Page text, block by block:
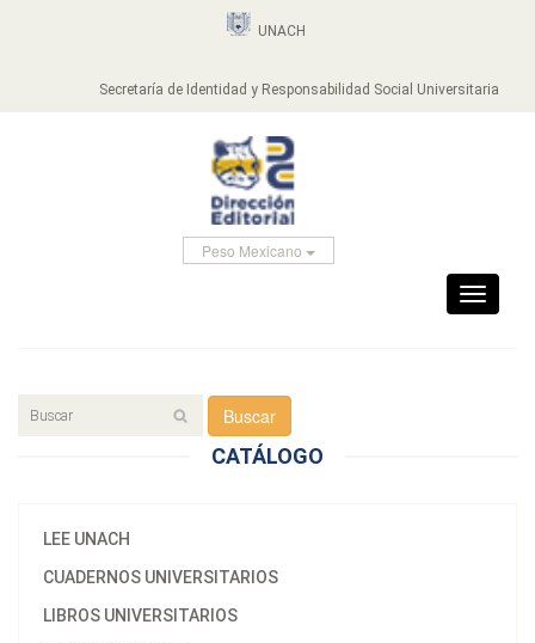
UNACH
Secretaría de Identidad y Responsabilidad Social Universitaria
Peso Mexicano
Toggle
Buscar
CATÁLOGO
LEE UNACH
CUADERNOS UNIVERSITARIOS
LIBROS UNIVERSITARIOS